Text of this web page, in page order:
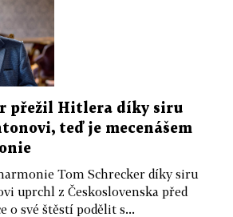
přežil Hitlera díky siru
teď je mecenášem
Tom Schrecker díky siru
uprchl z Československa před
o své štěstí podělit s...